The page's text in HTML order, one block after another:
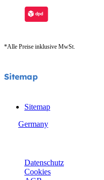
*Alle Preise inklusive MwSt.
Sitemap
Sitemap
Germany
Datenschutz
Cookies